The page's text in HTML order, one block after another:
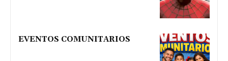
EVENTOS COMUNITARIOS